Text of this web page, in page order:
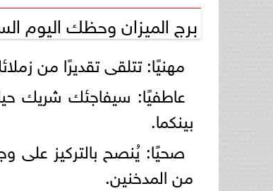
برج الميزان وحظك اليوم السبت 22
مهنيًا: تتلقى تقديرًا من
عاطفيًا: سيفاجئك شريك
بينكما.
صحيًا: يُنصح بالتركيز على
من المدخنين.